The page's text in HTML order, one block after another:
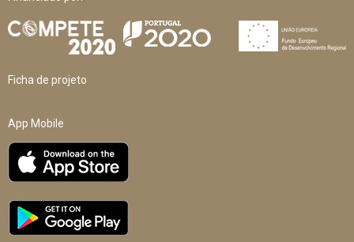
Ficha de projeto
App Mobile